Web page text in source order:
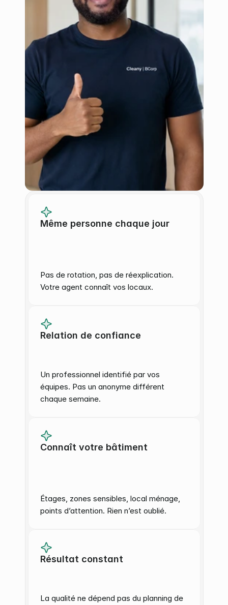
Même personne chaque jour
Pas de rotation, pas de réexplication.
Votre agent connaît vos locaux.
Relation de confiance
Un professionnel identifié par vos
équipes. Pas un anonyme différent
chaque semaine.
Connaît votre bâtiment
Étages, zones sensibles, local ménage,
points d’attention. Rien n’est oublié.
Résultat constant
La qualité ne dépend pas du planning de